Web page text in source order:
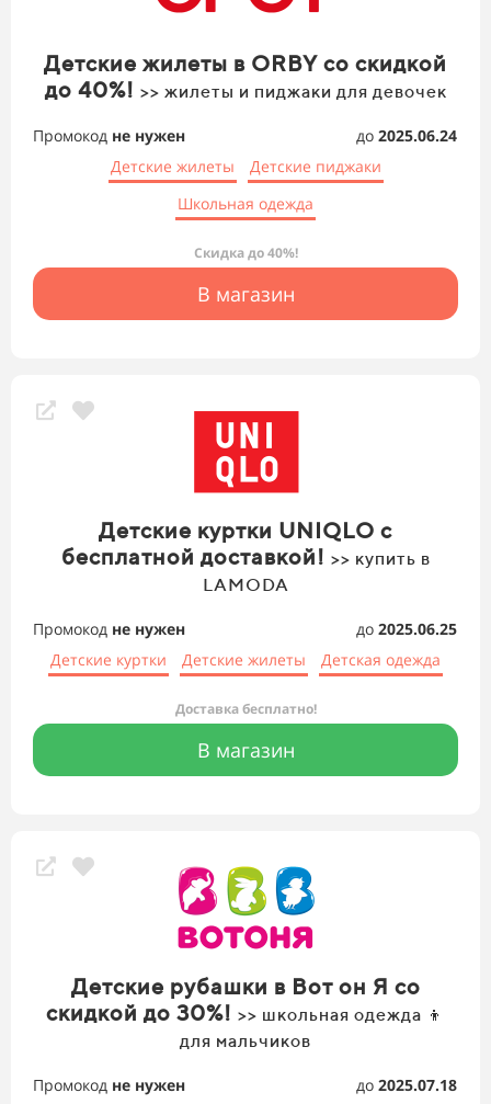
Детские жилеты в ORBY со скидкой
до 40%! >> жилеты и пиджаки для девочек
Промокод не нужен до 2025.06.24
Детские жилеты
Детские пиджаки
Школьная одежда
Скидка до 40%!
В магазин
Детские куртки UNIQLO с
бесплатной доставкой! >> купить в
LAMODA
Промокод не нужен до 2025.06.25
Детские куртки
Детские жилеты Детская одежда
Доставка бесплатно!
В магазин
Детские рубашки в Вот он Я со
скидкой до 30%! >> школьная одежда 👦
для мальчиков
Промокод не нужен до 2025.07.18